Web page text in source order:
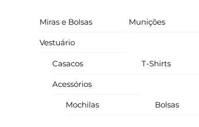
Miras e Bolsas Munições
Vestuário
Casacos T-Shirts
Acessórios
Mochilas Bolsas